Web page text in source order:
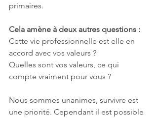
primaires.
Cela amène à deux autres questions :
Cette vie professionnelle est elle en
accord avec vos valeurs ?
Quelles sont vos valeurs, ce qui
compte vraiment pour vous ?
Nous sommes unanimes, survivre est
une priorité. Cependant il est possible